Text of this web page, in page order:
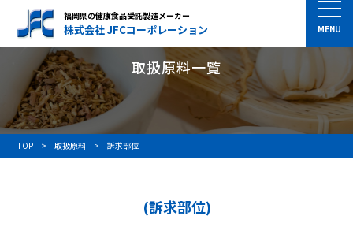
福岡県の健康食品受託製造メーカー
株式会社 JFCコーポレーション
取扱原料一覧
TOP 取扱原料 訴求部位
(訴求部位)